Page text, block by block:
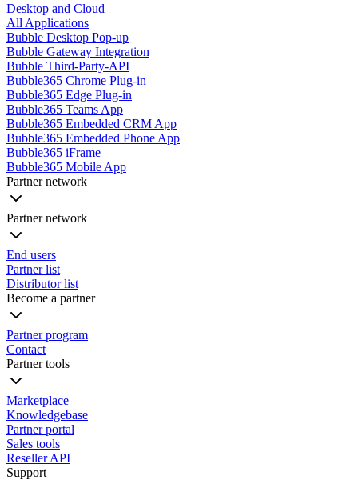
Desktop and Cloud
All Applications
Bubble Desktop Pop-up
Bubble Gateway Integration
Bubble Third-Party-API
Bubble365 Chrome Plug-in
Bubble365 Edge Plug-in
Bubble365 Teams App
Bubble365 Embedded CRM App
Bubble365 Embedded Phone App
Bubble365 iFrame
Bubble365 Mobile App
Partner network
Partner network
End users
Partner list
Distributor list
Become a partner
Partner program
Contact
Partner tools
Marketplace
Knowledgebase
Partner portal
Sales tools
Reseller API
Support